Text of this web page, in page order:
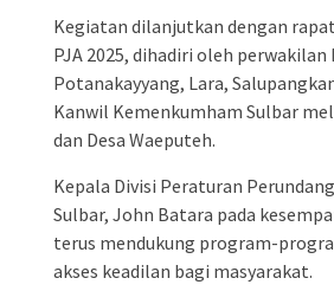
Kegiatan dilanjutkan dengan
PJA 2025, dihadiri oleh
Potanakayyang, Lara,
Kanwil Kemenkumham Sulbar
dan Desa Waeputeh.
Kepala Divisi Peraturan
Sulbar, John Batara pada
terus mendukung program-
akses keadilan bagi masyarakat.